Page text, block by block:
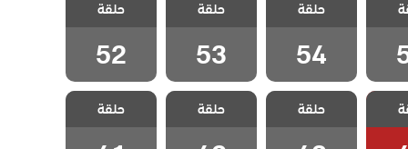
4 مدبلج الحلقة
54
حلقة
54
4 مدبلج الحلقة
53
حلقة
53
4 مدبلج الحلقة
52
حلقة
52
مسلسل اخوتي
4 مدبلج الحلقة
43
حلقة
مسلسل اخوتي
4 مدبلج الحلقة
42
حلقة
مسلسل اخوتي
4 مدبلج الحلقة
41
حلقة